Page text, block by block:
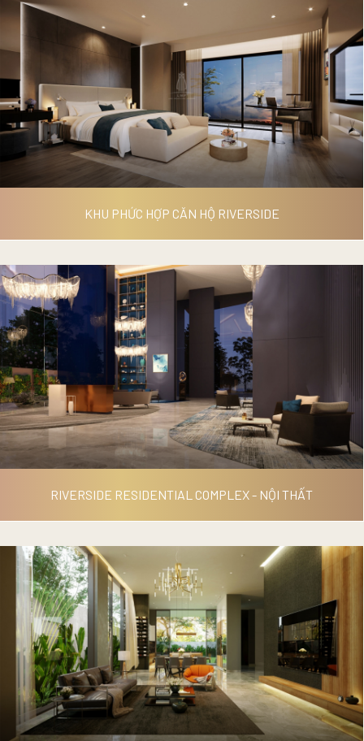
VILLA FENICE MẪU
KHU PHỨC HỢP CĂN HỘ RIVERSIDE
KHU PHỨC HỢP CĂN HỘ
RIVERSIDE
RIVERSIDE RESIDENTIAL COMPLEX - NỘI THẤT
RIVERSIDE RESIDENTIAL
COMPLEX - NỘI THẤT